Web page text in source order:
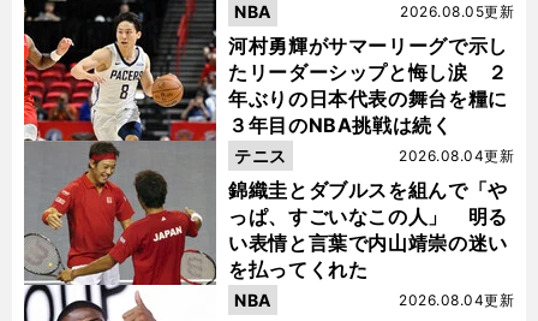
河村勇輝がサマーリーグで示し
たリーダーシップと悔し涙 ２
年ぶりの日本代表の舞台を糧に
３年目のNBA挑戦は続く
2026.08.05更新
NBA
錦織圭とダブルスを組んで「や
っぱ、すごいなこの人」 明る
い表情と言葉で内山靖崇の迷い
を払ってくれた
2026.08.04更新
テニス
2026.08.04更新
NBA